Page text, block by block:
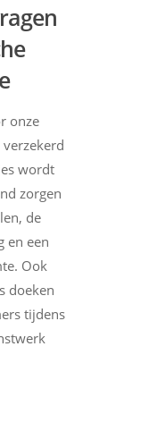
onze
wordt
zorgen
de
en een
Ook
doeken
tijdens